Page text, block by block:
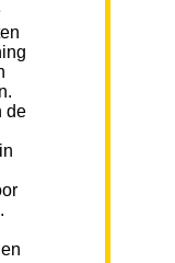
de